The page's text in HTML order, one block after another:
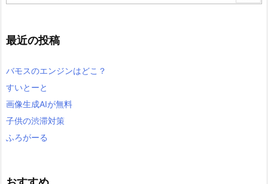
最近の投稿
バモスのエンジンはどこ？
すいとーと
画像生成AIが無料
子供の渋滞対策
ふろがーる